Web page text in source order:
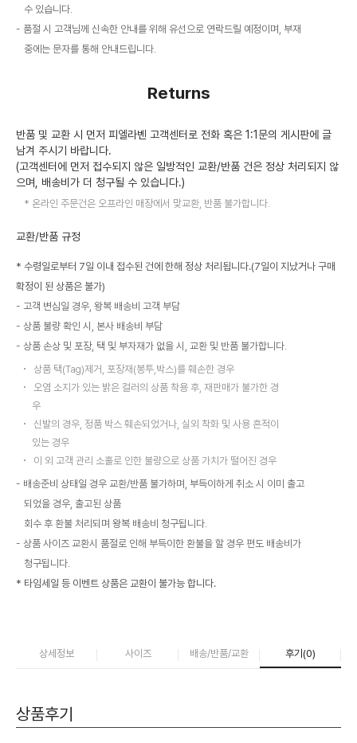
수 있습니다.
품절 시 고객님께 신속한 안내를 위해 유선으로 연락드릴 예정이며, 부재
중에는 문자를 통해 안내드립니다.
Returns
반품 및 교환 시 먼저 피엘라벤 고객센터로 전화 혹은 1:1문의 게시판에 글
남겨 주시기 바랍니다.
(고객센터에 먼저 접수되지 않은 일방적인 교환/반품 건은 정상 처리되지 않
으며, 배송비가 더 청구될 수 있습니다.)
온라인 주문건은 오프라인 매장에서 맞교환, 반품 불가합니다.
교환/반품 규정
* 수령일로부터 7일 이내 접수된 건에 한해 정상 처리됩니다.(7일이 지났거나 구매
확정이 된 상품은 불가)
고객 변심일 경우, 왕복 배송비 고객 부담
상품 불량 확인 시, 본사 배송비 부담
상품 손상 및 포장, 택 및 부자재가 없을 시, 교환 및 반품 불가합니다.
상품 택(Tag)제거, 포장재(봉투,박스)를 훼손한 경우
오염 소지가 있는 밝은 컬러의 상품 착용 후, 재판매가 불가한 경
우
신발의 경우, 정품 박스 훼손되었거나, 실외 착화 및 사용 흔적이
있는 경우
이 외 고객 관리 소홀로 인한 불량으로 상품 가치가 떨어진 경우
배송준비 상태일 경우 교환/반품 불가하며, 부득이하게 취소 시 이미 출고
되었을 경우, 출고된 상품
회수 후 환불 처리되며 왕복 배송비 청구됩니다.
상품 사이즈 교환시 품절로 인해 부득이한 환불을 할 경우 편도 배송비가
청구됩니다.
* 타임세일 등 이벤트 상품은 교환이 불가능 합니다.
상세정보 사이즈 배송/반품/교환 후기(0)
상품후기